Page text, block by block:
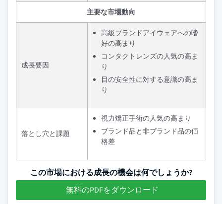
主要な市場動向
成長要因
高級ブランドアイウェアへの嗜
好の高まり
コンタクトレンズの人気の高ま
り
目の安全性に対する意識の高ま
り
落とし穴と課題
視力矯正手術の人気の高まり
ブランド品と非ブランド品の価
格差
この市場における成長の機会は何でしょうか?
無料のPDFをダウンロード